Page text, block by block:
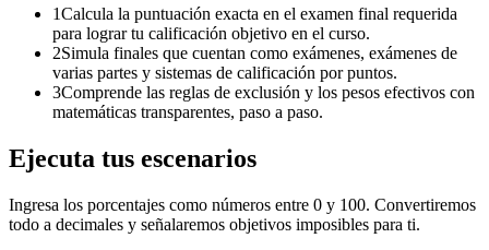
1Calcula la puntuación exacta en el examen final requerida
para lograr tu calificación objetivo en el curso.
2Simula finales que cuentan como exámenes, exámenes de
varias partes y sistemas de calificación por puntos.
3Comprende las reglas de exclusión y los pesos efectivos con
matemáticas transparentes, paso a paso.
Ejecuta tus escenarios
Ingresa los porcentajes como números entre 0 y 100. Convertiremos
todo a decimales y señalaremos objetivos imposibles para ti.